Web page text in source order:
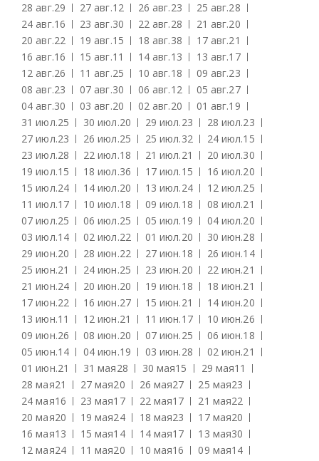
28 авг.29 27 авг.12 26 авг.23 25 авг.28
24 авг.16 23 авг.30 22 авг.28 21 авг.20
20 авг.22 19 авг.15 18 авг.38 17 авг.21
16 авг.16 15 авг.11 14 авг.13 13 авг.17
12 авг.26 11 авг.25 10 авг.18 09 авг.23
08 авг.23 07 авг.30 06 авг.12 05 авг.27
04 авг.30 03 авг.20 02 авг.20 01 авг.19
31 июл.25 30 июл.20 29 июл.23 28 июл.23
27 июл.23 26 июл.25 25 июл.32 24 июл.15
23 июл.28 22 июл.18 21 июл.21 20 июл.30
19 июл.15 18 июл.36 17 июл.15 16 июл.20
15 июл.24 14 июл.20 13 июл.24 12 июл.25
11 июл.17 10 июл.18 09 июл.18 08 июл.21
07 июл.25 06 июл.25 05 июл.19 04 июл.20
03 июл.14 02 июл.22 01 июл.20 30 июн.28
29 июн.20 28 июн.22 27 июн.18 26 июн.14
25 июн.21 24 июн.25 23 июн.20 22 июн.21
21 июн.24 20 июн.20 19 июн.18 18 июн.21
17 июн.22 16 июн.27 15 июн.21 14 июн.20
13 июн.11 12 июн.21 11 июн.17 10 июн.26
09 июн.26 08 июн.20 07 июн.25 06 июн.18
05 июн.14 04 июн.19 03 июн.28 02 июн.21
01 июн.21 31 мая28 30 мая15 29 мая11
28 мая21 27 мая20 26 мая27 25 мая23
24 мая16 23 мая17 22 мая17 21 мая22
20 мая20 19 мая24 18 мая23 17 мая20
16 мая13 15 мая14 14 мая17 13 мая30
12 мая24 11 мая20 10 мая16 09 мая14